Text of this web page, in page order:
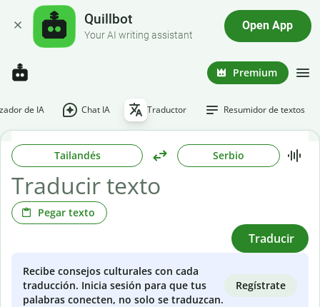
Quillbot
Your AI writing assistant
Open App
Premium
de IA Chat IA Traductor Resumidor de textos
Tailandés Serbio
Pegar texto
Traducir
Recibe consejos culturales con cada
traducción. Inicia sesión para que tus
palabras conecten, no solo se traduzcan.
Regístrate